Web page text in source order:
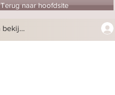
Terug naar hoofdsite
Punten bekijken